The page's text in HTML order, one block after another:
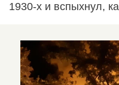
1930-х и вспыхнул,